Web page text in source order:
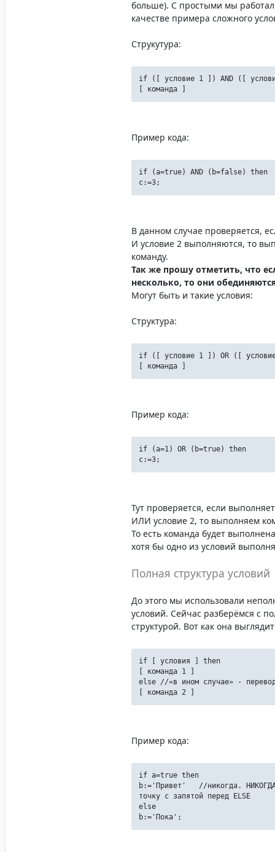
больше). С простыми мы
качестве примера сложного
Струкутура:
if ([ условие 1 ]) AND ([
[ команда ]
Пример кода:
if (a=true) AND (b=false) then
c:=3;
В данном случае проверяется,
И условие 2 выполняются, то
команду.
Так же прошу отметить, что
несколько, то они
Могут быть и такие условия:
Структура:
if ([ условие 1 ]) OR ([
[ команда ]
Пример кода:
if (a=1) OR (b=true) then
c:=3;
Тут проверяется, если
ИЛИ условие 2, то выполняем
То есть команда будет
хотя бы одно из условий
Полная структура условий
До этого мы использовали
условий. Сейчас разберёмся с
структурой. Вот как она
if [ условия ] then
[ команда 1 ]
else //«в ином случае» -
[ команда 2 ]
Пример кода:
if a=true then
b:='Привет' //никогда. НИКОГДА
точку с запятой перед ELSE
else
b:='Пока';